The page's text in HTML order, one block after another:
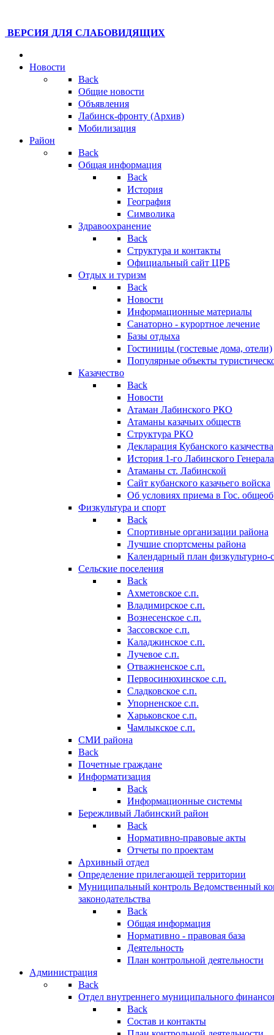
ВЕРСИЯ ДЛЯ СЛАБОВИДЯЩИХ
Новости
Back
Общие новости
Объявления
Лабинск-фронту (Архив)
Мобилизация
Район
Back
Общая информация
Back
История
География
Символика
Здравоохранение
Back
Структура и контакты
Официальный сайт ЦРБ
Отдых и туризм
Back
Новости
Информационные материалы
Санаторно - курортное лечение
Базы отдыха
Гостиницы (гостевые дома, отели)
Популярные объекты
Казачество
Back
Новости
Атаман Лабинского РКО
Атаманы казачьих обществ
Структура РКО
Декларация Кубанского казачества
История 1-го Лабинского
Атаманы ст. Лабинской
Cайт кубанского казачьего войска
Об условиях приема в Гос.
Физкультура и спорт
Back
Спортивные организации района
Лучшие спортсмены района
Календарный план
Сельские поселения
Back
Ахметовское с.п.
Владимирское с.п.
Вознесенское с.п.
Зассовское с.п.
Каладжинское с.п.
Лучевое с.п.
Отважненское с.п.
Первосинюхинское с.п.
Сладковское с.п.
Упорненское с.п.
Харьковское с.п.
Чамлыкское с.п.
СМИ района
Back
Почетные граждане
Информатизация
Back
Информационные системы
Бережливый Лабинский район
Back
Нормативно-правовые акты
Отчеты по проектам
Архивный отдел
Определение прилегающей территории
Муниципальный контроль Ведомственный
законодательства
Back
Общая информация
Нормативно - правовая база
Деятельность
План контрольной деятельности
Администрация
Back
Отдел внутреннего муниципального
Back
Состав и контакты